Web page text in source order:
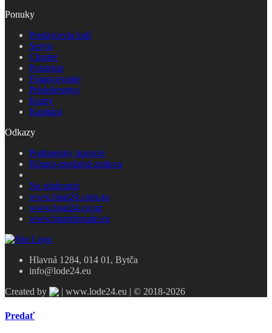
Ponuky
Predajcovia lodí
Servis
Charter
Poistenie
Financovanie
Príslušenstvo
Kurzy
Kapitáni
Odkazy
Podmienky inzercie
Kúpno-predajná zmluva
Na stiahnutie
www.boat24.com.au
www.boat24.co.nz
www.boatsforsale.eu
Hlavná 1284, 014 01, Bytča
info@lode24.eu
Created by
| www.lode24.eu | © 2018-2026
Predať